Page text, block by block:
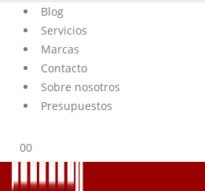
Blog
Servicios
Marcas
Contacto
Sobre nosotros
Presupuestos
00